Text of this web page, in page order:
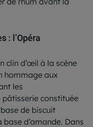
: l’Opéra
clin d’œil à la scène
hommage aux
les
pâtisserie constituée
de biscuit
d’amande. Dans